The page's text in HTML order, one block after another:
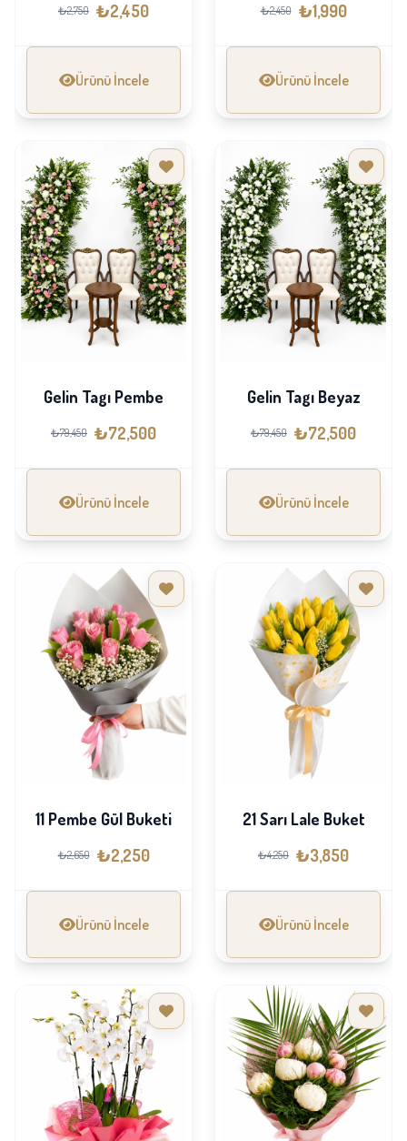
₺2,750 ₺2,450
Ürünü İncele
₺2,450 ₺1,990
Ürünü İncele
Gelin Tagı Pembe
₺79,450 ₺72,500
Ürünü İncele
Gelin Tagı Beyaz
₺79,450 ₺72,500
Ürünü İncele
11 Pembe Gül Buketi
₺2,650 ₺2,250
Ürünü İncele
21 Sarı Lale Buket
₺4,250 ₺3,850
Ürünü İncele